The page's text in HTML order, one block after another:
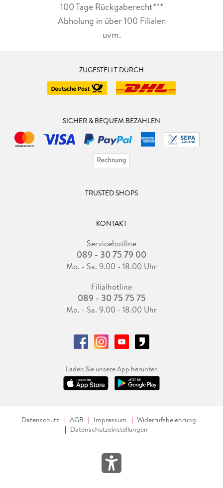
100 Tage Rückgaberecht***
Abholung in über 100 Filialen
uvm.
ZUGESTELLT DURCH
SICHER & BEQUEM BEZAHLEN
TRUSTED SHOPS
KONTAKT
Servicehotline
089 - 30 75 79 00
Mo. - Sa. 9.00 - 18.00 Uhr
Filialhotline
089 - 30 75 75 75
Mo. - Sa. 9.00 - 18.00 Uhr
Laden Sie unsere App herunter.
Datenschutz AGB Impressum
Widerrufsbelehrung
Datenschutzeinstellungen